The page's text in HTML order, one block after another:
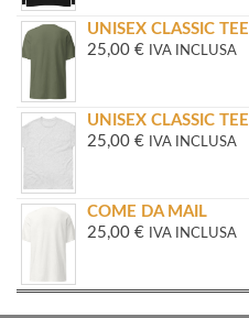
UNISEX CLASSIC TEE
25,00 € IVA INCLUSA
UNISEX CLASSIC TEE
25,00 € IVA INCLUSA
COME DA MAIL
25,00 € IVA INCLUSA